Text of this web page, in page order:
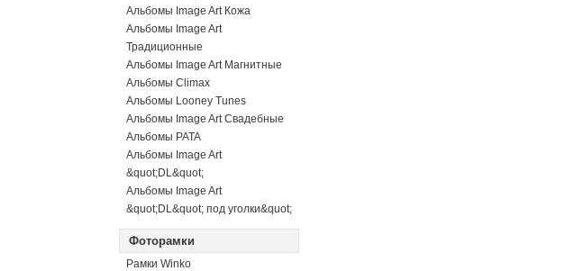
Альбомы Image Art Кожа
Альбомы Image Art
Традиционные
Альбомы Image Art Магнитные
Альбомы Climax
Альбомы Looney Tunes
Альбомы Image Art Свадебные
Альбомы PATA
Альбомы Image Art
&quot;DL&quot;
Альбомы Image Art
&quot;DL&quot; под уголки&quot;
Фоторамки
Рамки Winko